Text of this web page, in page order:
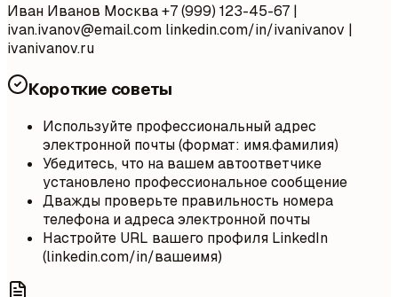
Иван Иванов Москва +7 (999) 123-45-67 |
ivan.ivanov@email.com linkedin.com/in/ivanivanov |
ivanivanov.ru
Короткие советы
Используйте профессиональный адрес
электронной почты (формат: имя.фамилия)
Убедитесь, что на вашем автоответчике
установлено профессиональное сообщение
Дважды проверьте правильность номера
телефона и адреса электронной почты
Настройте URL вашего профиля LinkedIn
(linkedin.com/in/вашеимя)